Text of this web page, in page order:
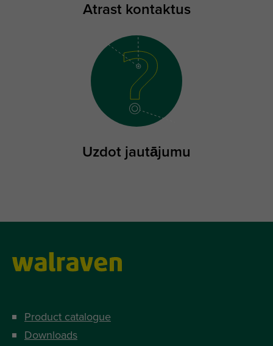
Atrast kontaktus
Uzdot jautājumu
Product catalogue
Downloads